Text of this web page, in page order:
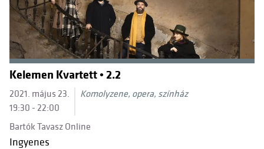
Kelemen Kvartett • 2.2
2021. május 23.
19:30 - 22:00
Komolyzene, opera, színház
Bartók Tavasz Online
Ingyenes